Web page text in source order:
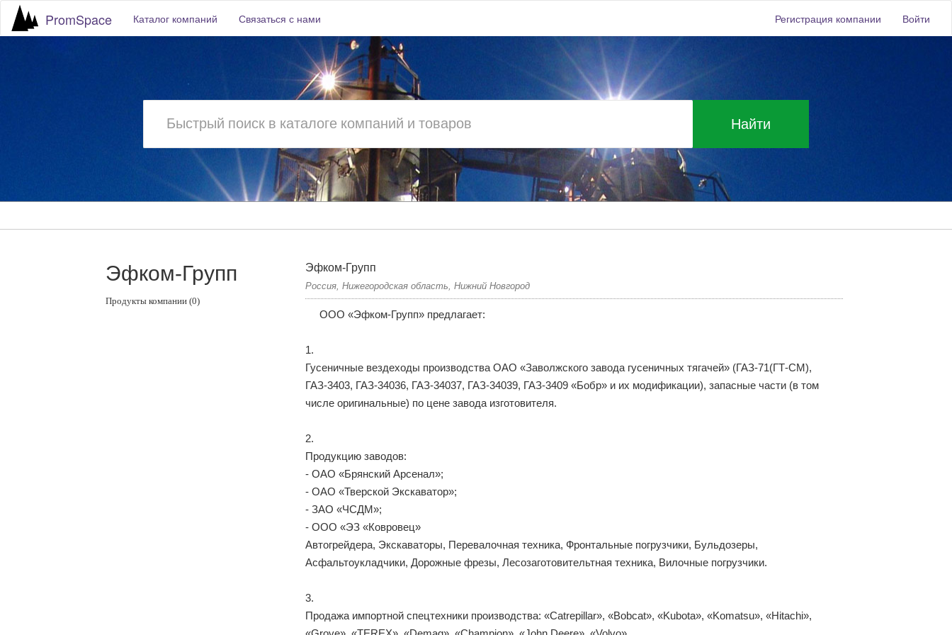
PromSpace Каталог компаний Связаться с нами Регистрация компании Войти
Найти
Эфком-Групп
Продукты компании (0)
Эфком-Групп
Россия, Нижегородская область, Нижний Новгород
ООО «Эфком-Групп» предлагает:
1.
Гусеничные вездеходы производства ОАО «Заволжского завода гусеничных тягачей» (ГАЗ-71(ГТ-СМ),
ГАЗ-3403, ГАЗ-34036, ГАЗ-34037, ГАЗ-34039, ГАЗ-3409 «Бобр» и их модификации), запасные части (в том
числе оригинальные) по цене завода изготовителя.
2.
Продукцию заводов:
- ОАО «Брянский Арсенал»;
- ОАО «Тверской Экскаватор»;
- ЗАО «ЧСДМ»;
- ООО «ЭЗ «Ковровец»
Автогрейдера, Экскаваторы, Перевалочная техника, Фронтальные погрузчики, Бульдозеры,
Асфальтоукладчики, Дорожные фрезы, Лесозаготовительтная техника, Вилочные погрузчики.
3.
Продажа импортной спецтехники производства: «Catrepillar», «Bobcat», «Kubota», «Komatsu», «Hitachi»,